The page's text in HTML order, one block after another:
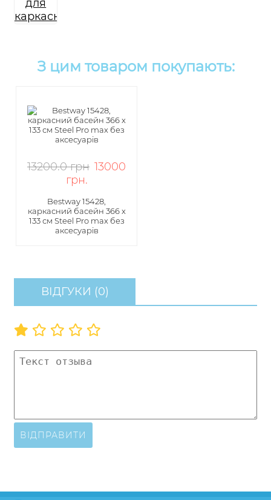
З цим товаром покупають:
13200.0 грн 13000
грн.
Bestway 15428,
каркасний басейн 366 x
133 см Steel Pro max без
аксесуарів
ВІДГУКИ (0)
ВІДПРАВИТИ